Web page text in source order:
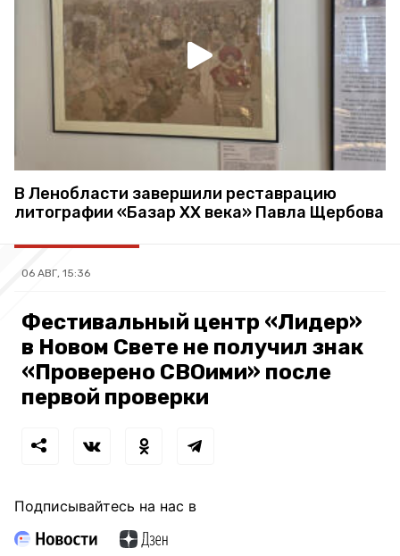
В Ленобласти завершили реставрацию
литографии «Базар ХХ века» Павла Щербова
06 АВГ, 15:36
Фестивальный центр «Лидер»
в Новом Свете не получил знак
«Проверено СВОими» после
первой проверки
Подписывайтесь на нас в